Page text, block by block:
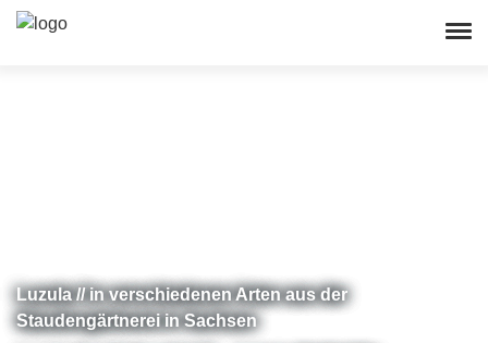
Luzula // in verschiedenen Arten aus der
Staudengärtnerei in Sachsen